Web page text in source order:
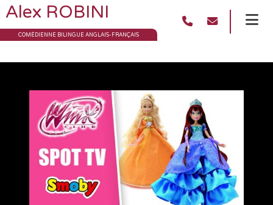
Alex ROBINI
COMÉDIENNE BILINGUE ANGLAIS-FRANÇAIS